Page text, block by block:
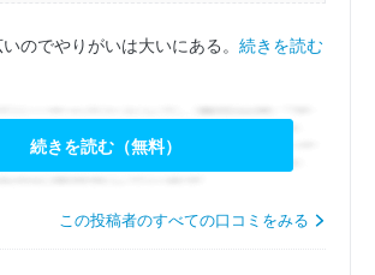
のでやりがいは大いにある。 続きを読む
続きを読む（無料）
この投稿者のすべての口コミをみる